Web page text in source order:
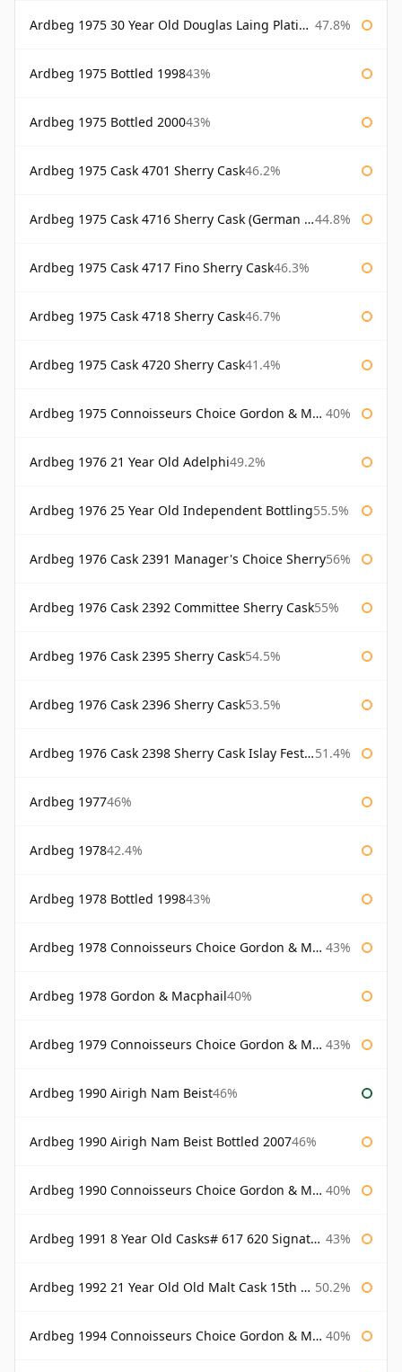
Ardbeg 1975 30 Year Old Douglas Laing Platinum Selection 47.8%
Ardbeg 1975 Bottled 199843%
Ardbeg 1975 Bottled 200043%
Ardbeg 1975 Cask 4701 Sherry Cask46.2%
Ardbeg 1975 Cask 4716 Sherry Cask (German Market) 44.8%
Ardbeg 1975 Cask 4717 Fino Sherry Cask46.3%
Ardbeg 1975 Cask 4718 Sherry Cask46.7%
Ardbeg 1975 Cask 4720 Sherry Cask41.4%
Ardbeg 1975 Connoisseurs Choice Gordon & Macphail 40%
Ardbeg 1976 21 Year Old Adelphi49.2%
Ardbeg 1976 25 Year Old Independent Bottling55.5%
Ardbeg 1976 Cask 2391 Manager's Choice Sherry56%
Ardbeg 1976 Cask 2392 Committee Sherry Cask55%
Ardbeg 1976 Cask 2395 Sherry Cask54.5%
Ardbeg 1976 Cask 2396 Sherry Cask53.5%
Ardbeg 1976 Cask 2398 Sherry Cask Islay Festival 2004 51.4%
Ardbeg 197746%
Ardbeg 197842.4%
Ardbeg 1978 Bottled 199843%
Ardbeg 1978 Connoisseurs Choice Gordon & Macphail 43%
Ardbeg 1978 Gordon & Macphail40%
Ardbeg 1979 Connoisseurs Choice Gordon & Macphail 43%
Ardbeg 1990 Airigh Nam Beist46%
Ardbeg 1990 Airigh Nam Beist Bottled 200746%
Ardbeg 1990 Connoisseurs Choice Gordon & Macphail 40%
Ardbeg 1991 8 Year Old Casks# 617 620 Signatory 43%
Ardbeg 1992 21 Year Old Old Malt Cask 15th Anniversary Hunter Laing 50.2%
Ardbeg 1994 Connoisseurs Choice Gordon & Macphail 40%